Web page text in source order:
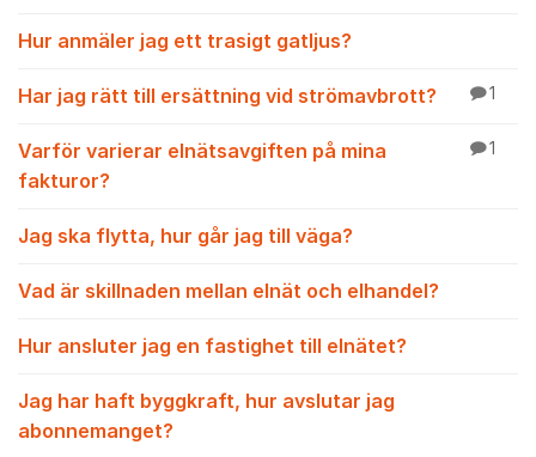
Hur anmäler jag ett trasigt gatljus?
Har jag rätt till ersättning vid strömavbrott? 1
Varför varierar elnätsavgiften på mina
fakturor?
1
Jag ska flytta, hur går jag till väga?
Vad är skillnaden mellan elnät och elhandel?
Hur ansluter jag en fastighet till elnätet?
Jag har haft byggkraft, hur avslutar jag
abonnemanget?